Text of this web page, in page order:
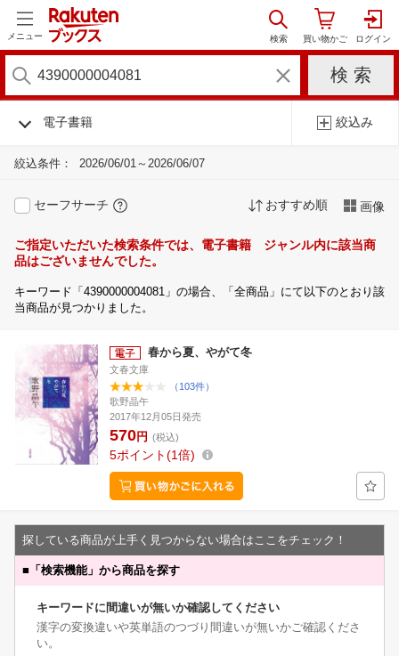
メニュー
電子書籍 絞込み
絞込条件： 2026/06/01～2026/06/07
セーフサーチ おすすめ順 画像
ご指定いただいた検索条件では、電子書籍 ジャンル内に該当商
品はございませんでした。
キーワード「4390000004081」の場合、「全商品」にて以下のとおり該
当商品が見つかりました。
春から夏、やがて冬
文春文庫
（103件）
歌野晶午
2017年12月05日発売
570円 (税込)
5ポイント 1倍
探している商品が上手く見つからない場合はここをチェック！
■ 「検索機能」から商品を探す
キーワードに間違いが無いか確認してください
漢字の変換違いや英単語のつづり間違いが無いかご確認くださ
い。